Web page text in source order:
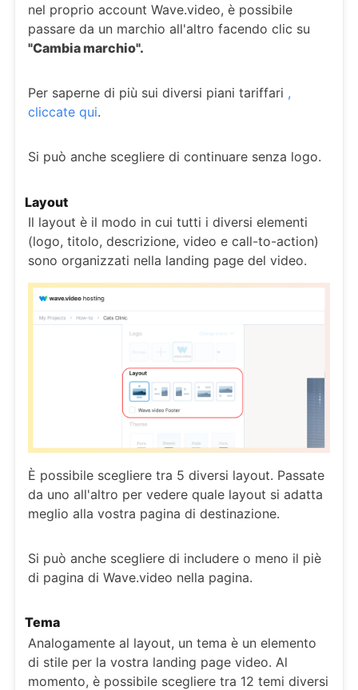
nel proprio account Wave.video, è possibile
passare da un marchio all'altro facendo clic su
"Cambia marchio".
Per saperne di più sui diversi piani tariffari ,
cliccate qui.
Si può anche scegliere di continuare senza logo.
Layout
Il layout è il modo in cui tutti i diversi elementi
(logo, titolo, descrizione, video e call-to-action)
sono organizzati nella landing page del video.
È possibile scegliere tra 5 diversi layout. Passate
da uno all'altro per vedere quale layout si adatta
meglio alla vostra pagina di destinazione.
Si può anche scegliere di includere o meno il piè
di pagina di Wave.video nella pagina.
Tema
Analogamente al layout, un tema è un elemento
di stile per la vostra landing page video. Al
momento, è possibile scegliere tra 12 temi diversi